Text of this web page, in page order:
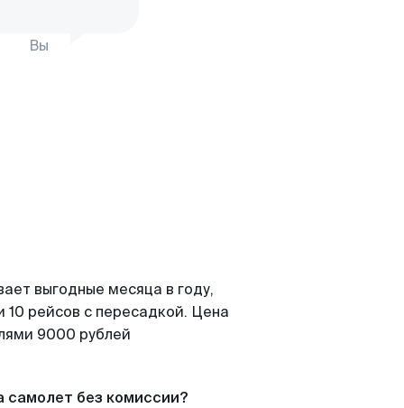
Вы
выгодные месяца в году,
рейсов с пересадкой. Цена
9000 рублей
самолет без комиссии?